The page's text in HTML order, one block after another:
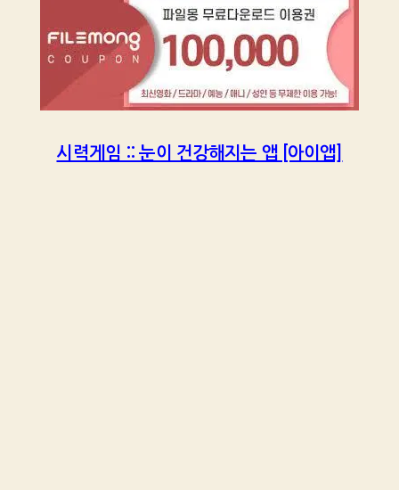
시력게임 :: 눈이 건강해지는 앱 [아이앱]